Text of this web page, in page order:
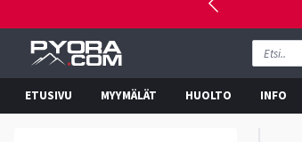
ETUSIVU MYYMÄLÄT HUOLTO INFO